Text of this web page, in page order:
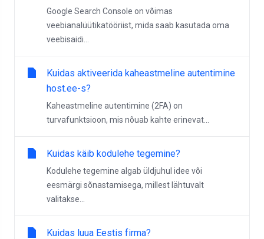
Google Search Console on võimas
veebianalüütikatööriist, mida saab kasutada oma
veebisaidi...
Kuidas aktiveerida kaheastmeline autentimine
host.ee-s?
Kaheastmeline autentimine (2FA) on
turvafunktsioon, mis nõuab kahte erinevat...
Kuidas käib kodulehe tegemine?
Kodulehe tegemine algab üldjuhul idee või
eesmärgi sõnastamisega, millest lähtuvalt
valitakse...
Kuidas luua Eestis firma?